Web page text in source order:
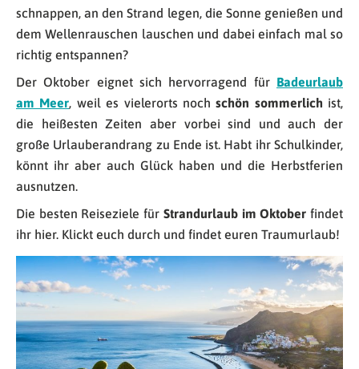
schnappen, an den Strand legen, die Sonne genießen und
dem Wellenrauschen lauschen und dabei einfach mal so
richtig entspannen?
Der Oktober eignet sich hervorragend für Badeurlaub
am Meer, weil es vielerorts nochschön sommerlich ist,
die heißesten Zeiten aber vorbei sind und auch der
große Urlauberandrang zu Ende ist. Habt ihr Schulkinder,
könnt ihr aber auch Glück haben und die Herbstferien
ausnutzen.
Die besten Reiseziele für Strandurlaub im Oktoberfindet
ihr hier. Klickt euch durch und findet euren Traumurlaub!